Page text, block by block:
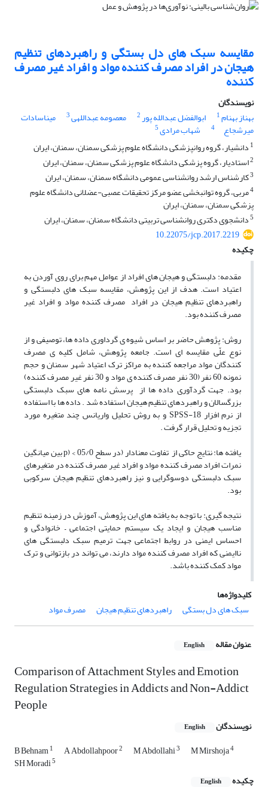
مقایسه سبک های دل بستگی و راهبردهای تنظیم
هیجان در افراد مصرف کننده مواد و افراد غیر مصرف
کننده
نویسندگان
بهناز بهنام1 ابوالفضل عبدالله پور2 معصومه عبداللهی3 میناسادات
میرشجاع 4 شهاب مرادی5
1 دانشیار، گروه روانپزشکی دانشگاه علوم پزشکی سمنان، سمنان، ایران
2استادیار، گروه پزشکی دانشگاه علوم پزشکی سمنان، سمنان، ایران
3کارشناس ارشد روانشناسی عمومی دانشگاه سمنان، سمنان، ایران
4مربی، گروه توانبخشی عضو مرکز تحقیقات عصبی-عضلانی دانشگاه علوم
پزشکی سمنان، سمنان، ایران
5دانشجوی دکتری روانشناسی تربیتی دانشگاه سمنان، سمنان، ایران
10.22075/jcp.2017.2219
چکیده
مقدمه: دلبستگی و هیجان های افراد از عوامل مهم برای روی آوردن به
اعتیاد است. هدف از این پژوهش، مقایسه سبک های دلبستگی و
راهبردهای تنظیم هیجان در افراد مصرف کننده مواد و افراد غیر
مصرف کننده بود.
روش: پژوهش حاضر بر اساس شیوه ی گرداوری داده ها، توصیفی و از
نوع علّی مقایسه ای است. جامعه پژوهش، شامل کلیه ی مصرف
کنندگان مواد مراجعه کننده به مراکز ترک اعتیاد شهر سمنان و حجم
نمونه 60 نفر (30 نفر مصرف کننده ی مواد و 30 نفر غیر مصرف کننده)
بود. جهت گردآوری داده ها از پرسش نامه های سبک دلبستگی
بزرگسالان و راهبردهای تنظیم هیجان استفاده شد . داده ها با استفاده
از نرم افزار SPSS-18 و به روش تحلیل واریانس چند متغیره مورد
تجزیه و تحلیل قرار گرفت .
یافته ها: نتایج حاکی از تفاوت معنادار (در سطح 05/0 > (p بین میانگین
نمرات افراد مصرف کننده مواد و افراد غیر مصرف کننده در متغیرهای
سبک دلبستگی دوسوگرایی و نیز راهبردهای تنظیم هیجان سرکوبی
بود.
نتیجه گیری: با توجه به یافته های این پژوهش، آموزش در زمینه تنظیم
مناسب هیجان و ایجاد یک سیستم حمایتی اجتماعی – خانوادگی و
احساس ایمنی در روابط اجتماعی جهت ترمیم سبک دلبستگی های
ناایمنی که افراد مصرف کننده مواد دارند، می تواند در بازتوانی و ترک
مواد کمک کننده باشد.
کلیدواژه‌ها
سبک های دل بستگی
راهبردهای تنظیم هیجان مصرف مواد
عنوان مقاله English
Comparison of Attachment Styles and Emotion
Regulation Strategies in Addicts and Non-Addict
People
نویسندگان English
B Behnam1 A Abdollahpoor2 M Abdollahi3 M Mirshoja4
SH Moradi5
چکیده English